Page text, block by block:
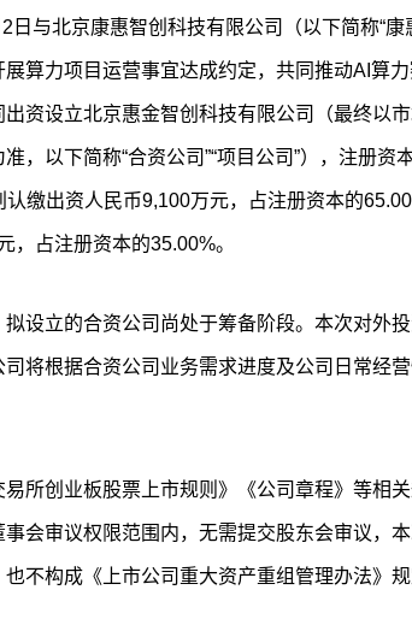
日与北京康惠智创科技有限公司（以下简称“康
算力项目运营事宜达成约定，共同推动AI算
资设立北京惠金智创科技有限公司（最终以
，以下简称“合资公司”“项目公司”），注册资
缴出资人民币9,100万元，占注册资本的
，占注册资本的35.00%。
设立的合资公司尚处于筹备阶段。本次对外
将根据合资公司业务需求进度及公司日常经
所创业板股票上市规则》《公司章程》等相
会审议权限范围内，无需提交股东会审议，
不构成《上市公司重大资产重组管理办法》